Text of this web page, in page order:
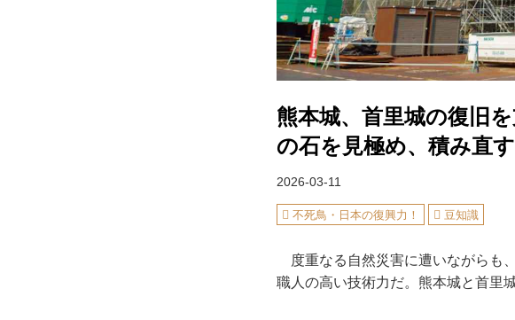
熊本城、首里城の復旧
の石を見極め、積み直す
2026-03-11
不死鳥・日本の復興力！ 豆知識
度重なる自然災害に遭いながらも
職人の高い技術力だ。熊本城と首里